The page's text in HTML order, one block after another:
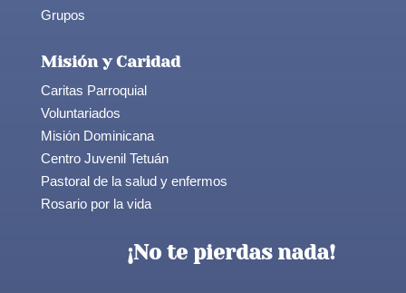
Grupos
Misión y Caridad
Caritas Parroquial
Voluntariados
Misión Dominicana
Centro Juvenil Tetuán
Pastoral de la salud y enfermos
Rosario por la vida
¡No te pierdas nada!